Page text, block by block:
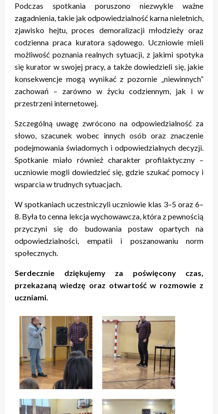
Podczas spotkania poruszono niezwykle ważne
zagadnienia, takie jak odpowiedzialność karna nieletnich,
zjawisko hejtu, proces demoralizacji młodzieży oraz
codzienna praca kuratora sądowego. Uczniowie mieli
możliwość poznania realnych sytuacji, z jakimi spotyka
się kurator w swojej pracy, a także dowiedzieli się, jakie
konsekwencje mogą wynikać z pozornie „niewinnych”
zachowań – zarówno w życiu codziennym, jak i w
przestrzeni internetowej.
Szczególną uwagę zwrócono na odpowiedzialność za
słowo, szacunek wobec innych osób oraz znaczenie
podejmowania świadomych i odpowiedzialnych decyzji.
Spotkanie miało również charakter profilaktyczny –
uczniowie mogli dowiedzieć się, gdzie szukać pomocy i
wsparcia w trudnych sytuacjach.
W spotkaniach uczestniczyli uczniowie klas 3–5 oraz 6–
8. Była to cenna lekcja wychowawcza, która z pewnością
przyczyni się do budowania postaw opartych na
odpowiedzialności, empatii i poszanowaniu norm
społecznych.
Serdecznie dziękujemy za poświęcony czas,
przekazaną wiedzę oraz otwartość w rozmowie z
uczniami.